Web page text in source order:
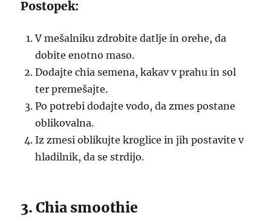
Postopek:
V mešalniku zdrobite datlje in orehe, da
dobite enotno maso.
Dodajte chia semena, kakav v prahu in sol
ter premešajte.
Po potrebi dodajte vodo, da zmes postane
oblikovalna.
Iz zmesi oblikujte kroglice in jih postavite v
hladilnik, da se strdijo.
3. Chia smoothie